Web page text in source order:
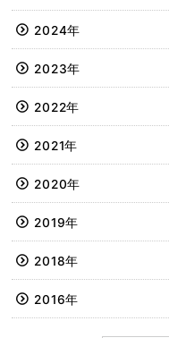
2024年
2023年
2022年
2021年
2020年
2019年
2018年
2016年